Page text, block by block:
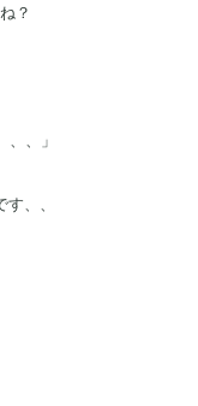
？
、、」
、、